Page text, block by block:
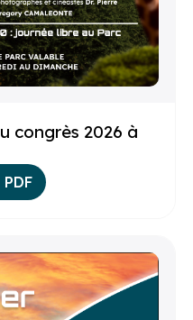
congrès 2026 à